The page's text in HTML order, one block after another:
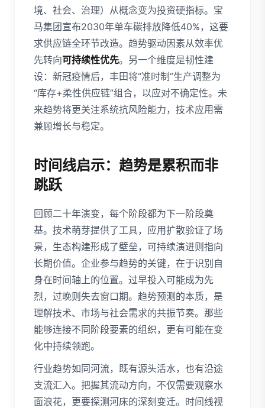
境、社会、治理）从概念变为投资硬指标。宝
马集团宣布2030年单车碳排放降低40%，这要
求供应链全环节改造。趋势驱动因素从效率优
先转向可持续性优先。另一个维度是韧性建
设：新冠疫情后，丰田将“准时制”生产调整为
“库存+柔性供应链”组合，以应对不确定性。未
来趋势将更关注系统抗风险能力，技术应用需
兼顾增长与稳定。
时间线启示：趋势是累积而非
跳跃
回顾二十年演变，每个阶段都为下一阶段奠
基。技术萌芽提供了工具，应用扩散验证了场
景，生态构建形成了壁垒，可持续演进则指向
长期价值。企业参与趋势的关键，在于识别自
身在时间轴上的位置。过早投入可能成为先
烈，过晚则失去窗口期。趋势预测的本质，是
理解技术、市场与社会需求的共振节奏。那些
能够连接不同阶段要素的组织，更有可能在变
化中持续领跑。
行业趋势如同河流，既有源头活水，也有沿途
支流汇入。把握其流动方向，不仅需要观察水
面浪花，更要探测河床的深刻变迁。时间线视